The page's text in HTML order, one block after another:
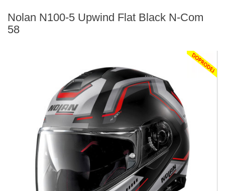
Nolan N100-5 Upwind Flat Black N-Com
58